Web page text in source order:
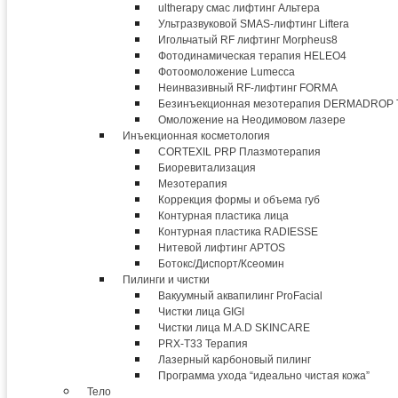
ultherapy смас лифтинг Альтера
Ультразвуковой SMAS-лифтинг Liftera
Игольчатый RF лифтинг Morpheus8
Фотодинамическая терапия HELEO4
Фотоомоложение Lumecca
Неинвазивный RF-лифтинг FORMA
Безинъекционная мезотерапия
Омоложение на Неодимовом лазере
Инъекционная косметология
CORTEXIL PRP Плазмотерапия
Биоревитализация
Мезотерапия
Коррекция формы и объема губ
Контурная пластика лица
Контурная пластика RADIESSE
Нитевой лифтинг APTOS
Ботокс/Диспорт/Ксеомин
Пилинги и чистки
Вакуумный аквапилинг ProFacial
Чистки лица GIGI
Чистки лица M.A.D SKINCARE
PRX-T33 Терапия
Лазерный карбоновый пилинг
Программа ухода “идеально чистая кожа”
Тело